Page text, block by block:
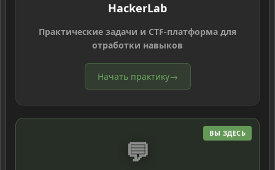
HackerLab
Практические задачи и CTF-платформа для
отработки навыков
Начать практику→
ВЫ ЗДЕСЬ
💬